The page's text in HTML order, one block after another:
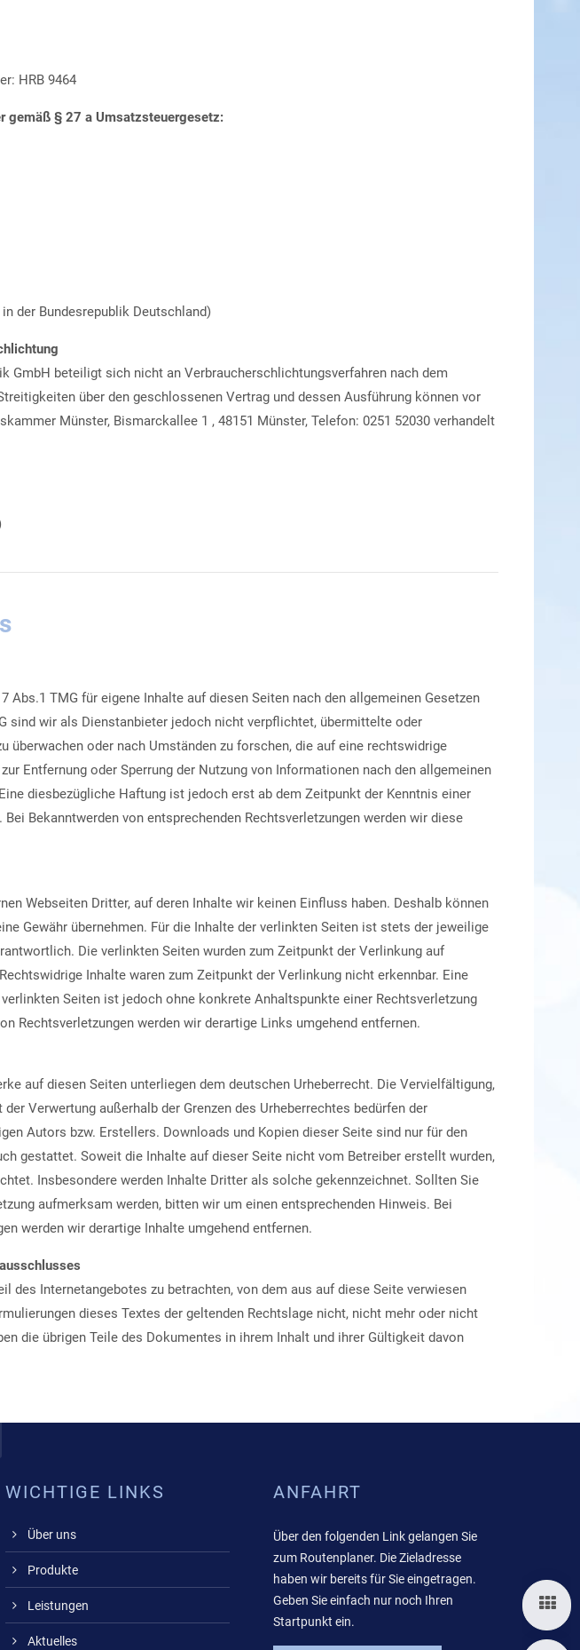
HRB 9464
gemäß § 27 a Umsatzsteuergesetz:
der Bundesrepublik Deutschland)
GmbH beteiligt sich nicht an Verbraucherschlichtungsverfahren nach dem
über den geschlossenen Vertrag und dessen Ausführung können vor
Münster, Bismarckallee 1 , 48151 Münster, Telefon: 0251 52030 verhandelt
Abs.1 TMG für eigene Inhalte auf diesen Seiten nach den allgemeinen Gesetzen
sind wir als Dienstanbieter jedoch nicht verpflichtet, übermittelte oder
überwachen oder nach Umständen zu forschen, die auf eine rechtswidrige
Entfernung oder Sperrung der Nutzung von Informationen nach den allgemeinen
diesbezügliche Haftung ist jedoch erst ab dem Zeitpunkt der Kenntnis einer
Bekanntwerden von entsprechenden Rechtsverletzungen werden wir diese
Webseiten Dritter, auf deren Inhalte wir keinen Einfluss haben. Deshalb können
Gewähr übernehmen. Für die Inhalte der verlinkten Seiten ist stets der jeweilige
Die verlinkten Seiten wurden zum Zeitpunkt der Verlinkung auf
Inhalte waren zum Zeitpunkt der Verlinkung nicht erkennbar. Eine
Seiten ist jedoch ohne konkrete Anhaltspunkte einer Rechtsverletzung
Rechtsverletzungen werden wir derartige Links umgehend entfernen.
auf diesen Seiten unterliegen dem deutschen Urheberrecht. Die Vervielfältigung,
Verwertung außerhalb der Grenzen des Urheberrechtes bedürfen der
Autors bzw. Erstellers. Downloads und Kopien dieser Seite sind nur für den
gestattet. Soweit die Inhalte auf dieser Seite nicht vom Betreiber erstellt wurden,
Insbesondere werden Inhalte Dritter als solche gekennzeichnet. Sollten Sie
aufmerksam werden, bitten wir um einen entsprechenden Hinweis. Bei
werden wir derartige Inhalte umgehend entfernen.
des Internetangebotes zu betrachten, von dem aus auf diese Seite verwiesen
dieses Textes der geltenden Rechtslage nicht, nicht mehr oder nicht
die übrigen Teile des Dokumentes in ihrem Inhalt und ihrer Gültigkeit davon
WICHTIGE LINKS
Über uns
Produkte
Leistungen
Aktuelles
ANFAHRT
Über den folgenden Link gelangen Sie
zum Routenplaner. Die Zieladresse
haben wir bereits für Sie eingetragen.
Geben Sie einfach nur noch Ihren
Startpunkt ein.